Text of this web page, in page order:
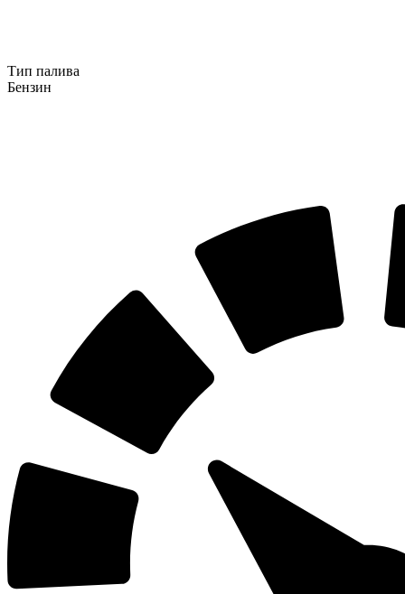
Тип палива
Бензин